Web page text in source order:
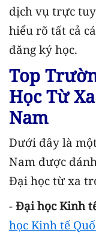
dịch vụ trực
hiểu rõ tất cả
đăng ký học.
Top
Học Từ
Nam
Dưới đây là
Nam được
Đại học từ xa
- Đại học Kinh
học Kinh tế